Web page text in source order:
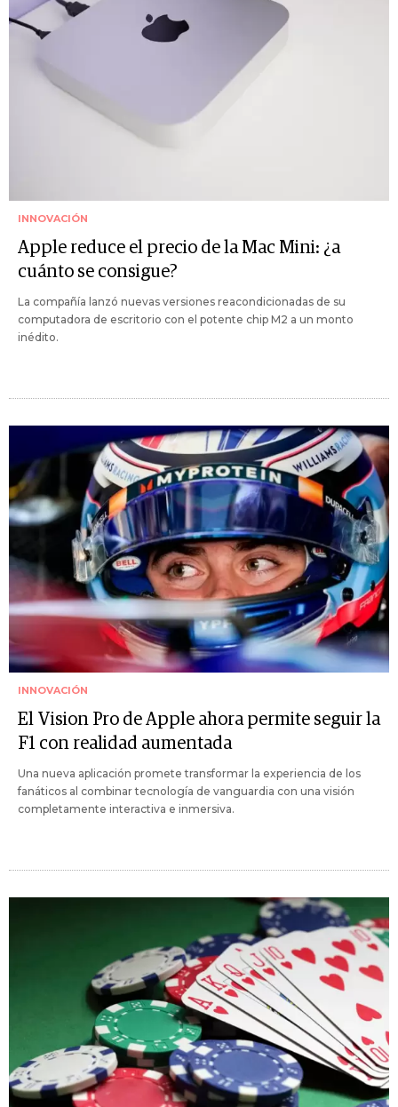
INNOVACIÓN
Apple reduce el precio de la Mac Mini: ¿a
cuánto se consigue?
La compañía lanzó nuevas versiones reacondicionadas de su
computadora de escritorio con el potente chip M2 a un monto
inédito.
INNOVACIÓN
El Vision Pro de Apple ahora permite seguir la
F1 con realidad aumentada
Una nueva aplicación promete transformar la experiencia de los
fanáticos al combinar tecnología de vanguardia con una visión
completamente interactiva e inmersiva.